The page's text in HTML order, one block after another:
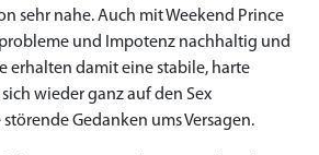
sehr nahe. Auch mit Weekend Prince
und Impotenz nachhaltig und
erhalten damit eine stabile, harte
wieder ganz auf den Sex
Gedanken ums Versagen.